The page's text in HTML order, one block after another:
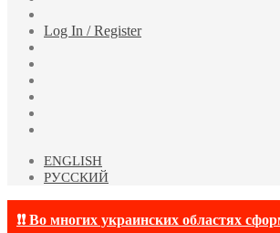
статья
Log In / Register
ENGLISH
РУССКИЙ
❗❗ Во многих украинских областях